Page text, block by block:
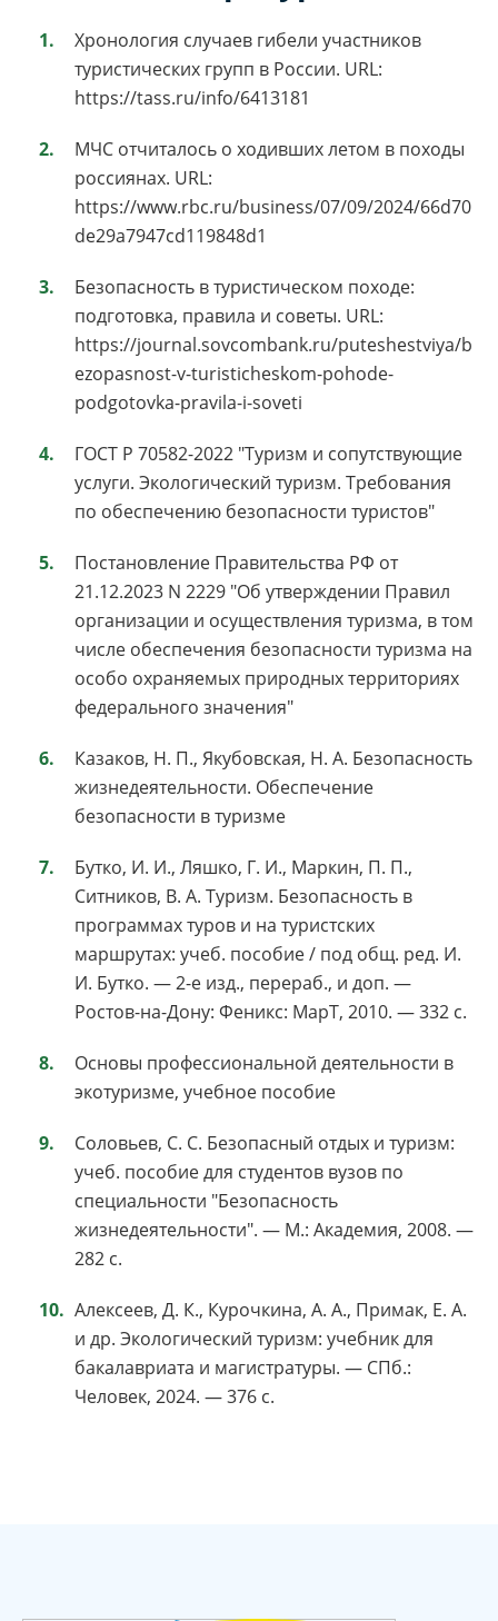
Хронология случаев гибели участников
туристических групп в России. URL:
https://tass.ru/info/6413181
МЧС отчиталось о ходивших летом в походы
россиянах. URL:
https://www.rbc.ru/business/07/09/2024/66d70
de29a7947cd119848d1
Безопасность в туристическом походе:
подготовка, правила и советы. URL:
https://journal.sovcombank.ru/puteshestviya/b
ezopasnost-v-turisticheskom-pohode-
podgotovka-pravila-i-soveti
ГОСТ Р 70582-2022 "Туризм и сопутствующие
услуги. Экологический туризм. Требования
по обеспечению безопасности туристов"
Постановление Правительства РФ от
21.12.2023 N 2229 "Об утверждении Правил
организации и осуществления туризма, в том
числе обеспечения безопасности туризма на
особо охраняемых природных территориях
федерального значения"
Казаков, Н. П., Якубовская, Н. А. Безопасность
жизнедеятельности. Обеспечение
безопасности в туризме
Бутко, И. И., Ляшко, Г. И., Маркин, П. П.,
Ситников, В. А. Туризм. Безопасность в
программах туров и на туристских
маршрутах: учеб. пособие / под общ. ред. И.
И. Бутко. — 2-е изд., перераб., и доп. —
Ростов-на-Дону: Феникс: МарТ, 2010. — 332 с.
Основы профессиональной деятельности в
экотуризме, учебное пособие
Соловьев, С. С. Безопасный отдых и туризм:
учеб. пособие для студентов вузов по
специальности "Безопасность
жизнедеятельности". — М.: Академия, 2008. —
282 с.
Алексеев, Д. К., Курочкина, А. А., Примак, Е. А.
и др. Экологический туризм: учебник для
бакалавриата и магистратуры. — СПб.:
Человек, 2024. — 376 с.